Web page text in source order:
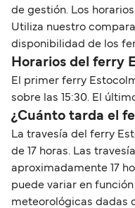
de gestión. Los
Utiliza nuestro
disponibilidad de los
Horarios del ferry
El primer ferry
sobre las 15:30. El
¿Cuánto tarda el
La travesía del ferry
de 17 horas. Las
aproximadamente 17
puede variar en
meteorológicas dadas